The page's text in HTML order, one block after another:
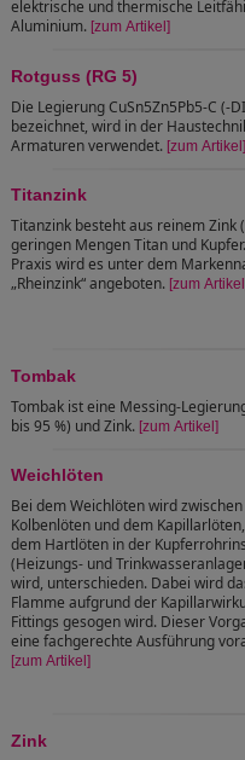
elektrische und thermische
Aluminium. [zum Artikel]
Rotguss (RG 5)
Die Legierung CuSn5Zn5Pb5-C (-
bezeichnet, wird in der
Armaturen verwendet. [zum Artikel]
Titanzink
Titanzink besteht aus reinem Zink
geringen Mengen Titan und
Praxis wird es unter dem
„Rheinzink“ angeboten. [zum
Tombak
Tombak ist eine Messing-
bis 95 %) und Zink. [zum Artikel]
Weichlöten
Bei dem Weichlöten wird
Kolbenlöten und dem
dem Hartlöten in der
(Heizungs- und
wird, unterschieden. Dabei wird
Flamme aufgrund der
Fittings gesogen wird. Dieser
eine fachgerechte Ausführung
[zum Artikel]
Zink